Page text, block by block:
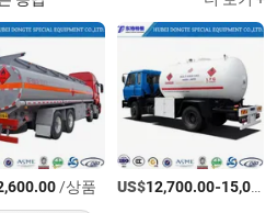
/상품 US$12,700.00-15,000.00